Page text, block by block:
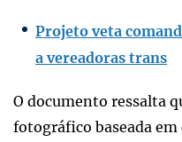
Projeto veta
a vereadoras trans
O documento ressalta
fotográfico baseada